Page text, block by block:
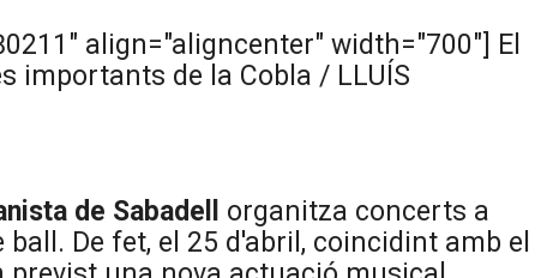
align="aligncenter" width="700"]
El
importants de la Cobla / LLUÍS
de Sabadell organitza concerts a
De fet, el 25 d'abril, coincidint amb el